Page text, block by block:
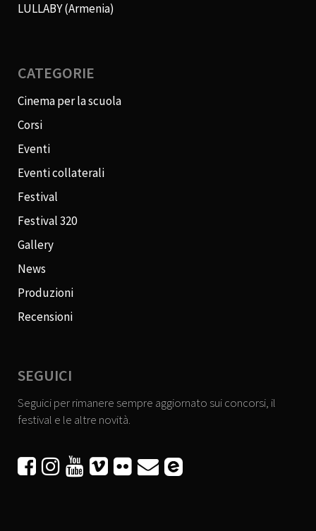
LULLABY (Armenia)
CATEGORIE
Cinema per la scuola
Corsi
Eventi
Eventi collaterali
Festival
Festival 320
Gallery
News
Produzioni
Recensioni
SEGUICI
Seguici per rimanere sempre aggiornato sui concorsi, il
festival e le altre novità.
     